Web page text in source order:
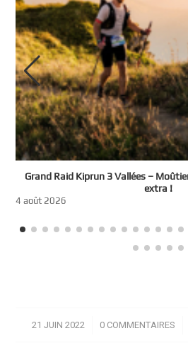
Grand Raid Kiprun 3 Vallées –
extra !
4 août 2026
21 JUIN 2022
/ 0 COMMENTAIRES
/